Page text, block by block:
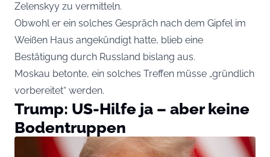
Zelenskyy zu vermitteln.
Obwohl er ein solches Gespräch nach dem Gipfel im
Weißen Haus angekündigt hatte, blieb eine
Bestätigung durch Russland bislang aus.
Moskau betonte, ein solches Treffen müsse „gründlich
vorbereitet“ werden.
Trump: US-Hilfe ja – aber keine
Bodentruppen